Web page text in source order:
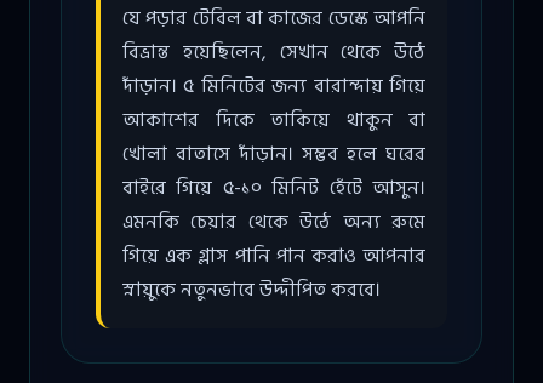
যে পড়ার টেবিল বা কাজের ডেস্কে আপনি
বিভ্রান্ত হয়েছিলেন, সেখান থেকে উঠে
দাঁড়ান। ৫ মিনিটের জন্য বারান্দায় গিয়ে
আকাশের দিকে তাকিয়ে থাকুন বা
খোলা বাতাসে দাঁড়ান। সম্ভব হলে ঘরের
বাইরে গিয়ে ৫-১০ মিনিট হেঁটে আসুন।
এমনকি চেয়ার থেকে উঠে অন্য রুমে
গিয়ে এক গ্লাস পানি পান করাও আপনার
স্নায়ুকে নতুনভাবে উদ্দীপিত করবে।